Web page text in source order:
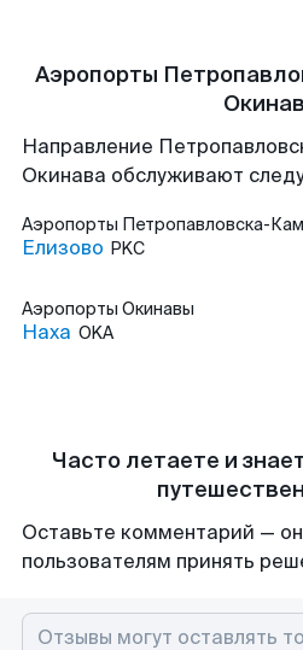
Аэропорты
Направление
Окинава обслуживают
Аэропорты Петропавловска-
Елизово PKC
Аэропорты Окинавы
Наха OKA
Часто летаете и
Оставьте комментарий —
пользователям принять